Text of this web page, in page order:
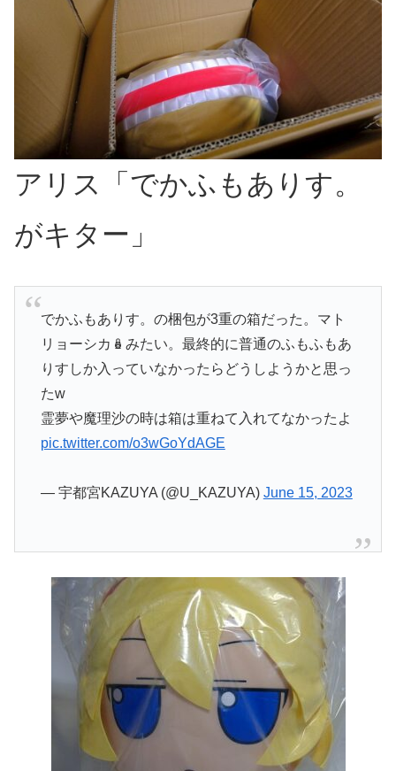
アリス「でかふもありす。
がキター」
でかふもありす。の梱包が3重の箱だった。マト
リョーシカ🪆みたい。最終的に普通のふもふもあ
りすしか入っていなかったらどうしようかと思っ
たw
霊夢や魔理沙の時は箱は重ねて入れてなかったよ
pic.twitter.com/o3wGoYdAGE
— 宇都宮KAZUYA (@U_KAZUYA) June 15, 2023